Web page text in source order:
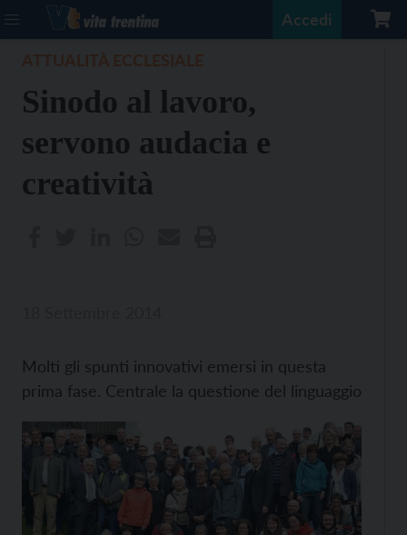
Accedi
Sinodo al lavoro,
servono audacia e
creatività
Molti gli spunti innovativi emersi in questa
prima fase. Centrale la questione del linguaggio